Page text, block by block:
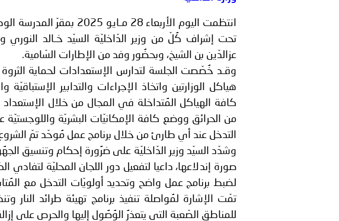
السلطانية..
انعقاد المؤتمر العربي الثاني عشر
انتظمت اليوم الأربعاء
تحت إشراف كُلّ من وزير الدّاخليّة السيّد خـالد النوري
عزالدّين بن الشيخ، وبحضُور وفد من الإطارات السّامية.
هياكل الوزارتين واتخاذ الإجراءات والتدابير
كافة الهياكل المُتداخلة في المجال من خلال
من الحرائق ووضع كافة الإمكانيّات البشريّة
التدخل عند أي طارئ من خلال برنامج عمل مُوحّد تمّ
وشدّد السيّد وزير الدّاخليّة على ضرُورة إحكام وتنسيق
صورة إندلاعها، داعيا لتفعيل دور اللجان المحليّة
لضبط برنامج عمل واضح وتحديد أولويّات التدخل مع
تمّت الإشارة لمُواصلة تنفيذ برنامج تهيئة طرائد النار
للمناطق الصّعبة التي يتعذرُ الوُصُول إليها والحرص على